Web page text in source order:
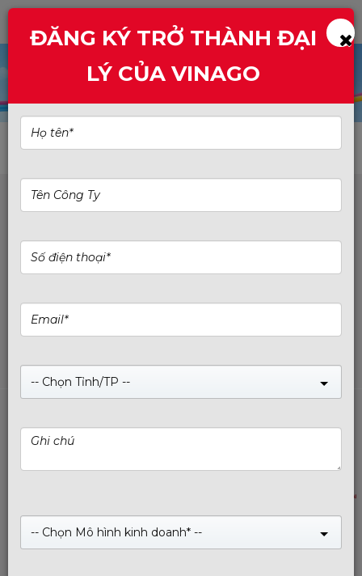
HỒ CHÍ MINH:
Giới Thiệu Về Adata
đẳng cấp toàn cầu
Thành lập từ năm 2001, ADATA đã nhanh chóng
hàng đầu thế giới trong lĩnh vực bộ nhớ và thiết bị
lưu trữ. Với cam kết không ngừng đổi mới và chất
lượng vượt trội, ADATA cung cấp đa dạng các giải
USB, thẻ nhớ… đáp ứng nhu cầu từ người dùng phổ
thông đến các chuyên gia công nghệ.
kiểm định chất lượng nghiêm ngặt, ADATA luôn giữ
vững uy tín về độ bền, hiệu suất cao và thiết kế
sáng tạo. Không chỉ là sự lựa chọn tin cậy của hàng
thêm
ĐĂNG KÝ TRỞ THÀNH ĐẠI
LÝ CỦA VINAGO
-- Chọn Tỉnh/TP --
-- Chọn Mô hình kinh doanh* --